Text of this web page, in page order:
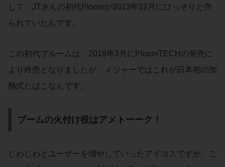
して、JTさんの初代Ploomが2013年12月にひっそりと売
られていたんです。
この初代プルームは、2016年3月にPloomTECHの発売に
より終売となりましたが、メジャーではこれが日本初の加
熱式たばこなんです。
ブームの火付け役はアメトーーク！
じわじわとユーザーを増やしていったアイコスですが、こ